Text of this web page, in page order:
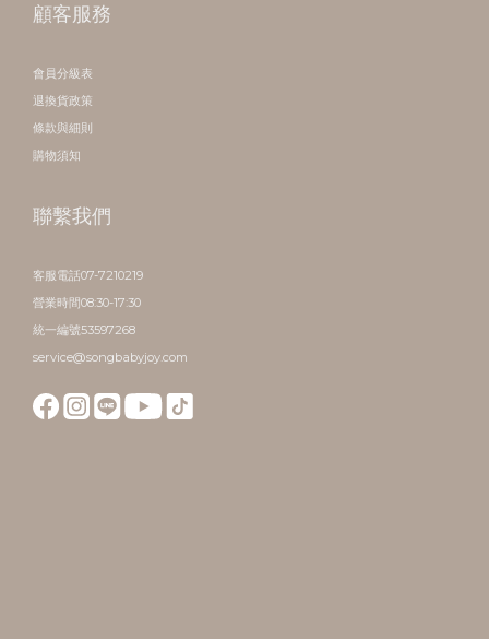
顧客服務
會員分級表
退換貨政策
條款與細則
購物須知
聯繫我們
客服電話07-7210219
營業時間08:30-17:30
統一編號53597268
service@songbabyjoy.com